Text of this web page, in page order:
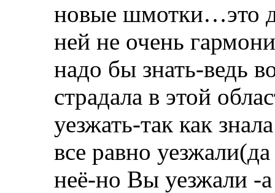
новые шмотки…это
ней не очень
надо бы знать-ведь
страдала в этой
уезжать-так как
все равно
неё-но Вы уезжали -а